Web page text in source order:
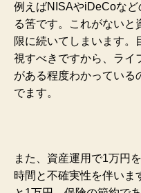
例えばNISAやiDeCoな
る筈です。これがないと
限に続いてしまいます。
視すべきですから、ライ
がある程度わかっている
でます。
また、資産運用で1万円
時間と不確実性を伴いま